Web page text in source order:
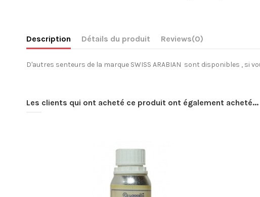
Description Détails du produit Reviews(0)
D'autres senteurs de la marque SWISS ARABIAN sont disponibles ,
Les clients qui ont acheté ce produit ont également acheté...